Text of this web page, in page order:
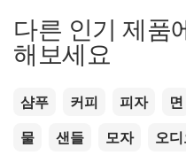
다른 인기 제품
해보세요
샴푸 커피 피자 면
물
샌들 모자 오